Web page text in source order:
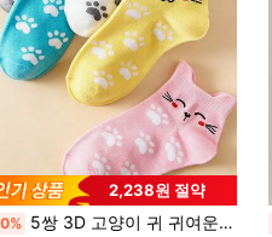
2,238원 절약
5쌍 3D 고양이 귀 귀여운 카툰 여성용 보트 양말, 통기성 있는 다용도 학생 일상 가정용 캐주얼 멀티컬러 짧은 양말